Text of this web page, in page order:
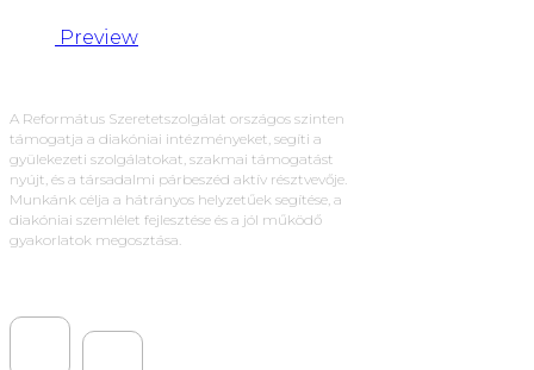
Preview
A Református Szeretetszolgálat országos szinten
támogatja a diakóniai intézményeket, segíti a
gyülekezeti szolgálatokat, szakmai támogatást
nyújt, és a társadalmi párbeszéd aktív résztvevője.
Munkánk célja a hátrányos helyzetűek segítése, a
diakóniai szemlélet fejlesztése és a jól működő
gyakorlatok megosztása.